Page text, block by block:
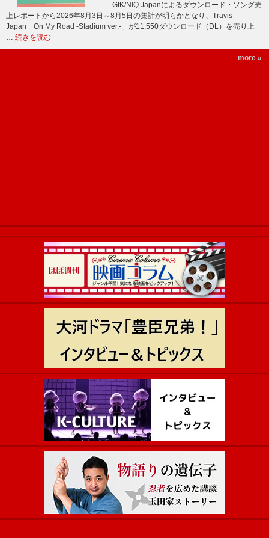
GfK/NIQ Japanによるダウンロード・ソング売
上レポートから2026年8月3日～8月5日の集計が明らかとなり、Travis
Japan「On My Road -Stadium ver.-」が11,550ダウンロード（DL）を売り上
… 続きを読む
more »